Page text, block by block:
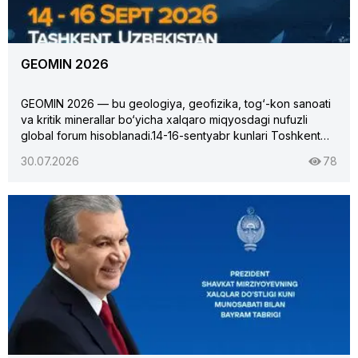
(Yagona milliy mehnat tizimi — YAMMT) amal qiladi. Xodim
bilan tuzilgan mehnat shartnomasi, lavozim o‘zgarishlari va
ishdan bo‘shash holatlari ish beruvchi tomonidan ushbu
GEOMIN 2026
GEOMIN 2026 — bu geologiya, geofizika, tog‘-kon sanoati
va kritik minerallar bo‘yicha xalqaro miqyosdagi nufuzli
global forum hisoblanadi.14-16-sentyabr kunlari Toshkent
geologiya qidiruv" AJ — O'zbekistonda geologiya-qidiruv
korxona.Jamiyat zamonaviy texnologiyalar va innovatsion
uskunalar yordamida foydali qazilmalarni izlash, geologik
tadqiqotlar, burg'ilash, 3D modellashtirish hamda
laboratoriya tahlillarini amalga oshiradi. Shuningdek, xalqaro
standartlarga mos geologik xizmatlar ko'rsatiladi. "O'zbek
geologiya qidiruv" AJ mamlakatning mineral-xomashyo
resurslarini rivojlantirishga munosib hissa qo'shib
kelmoqda.Sizni GEOMIN 2026 doirasida #26-sonli UZGEO
stendida kutamiz! UZGEO bilan yer qaʼrini aniqlik va
zamonaviy texnologiyalar bilan zabt eting!
30.07.2026 78